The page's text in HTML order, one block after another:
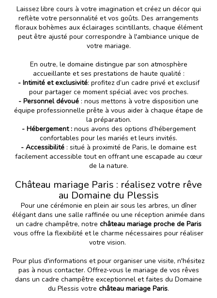
Laissez libre cours à votre imagination et créez un décor qui
reflète votre personnalité et vos goûts. Des arrangements
floraux bohèmes aux éclairages scintillants, chaque élément
peut être ajusté pour correspondre à l'ambiance unique de
votre mariage.
En outre, le domaine distingue par son atmosphère
accueillante et ses prestations de haute qualité :
- Intimité et exclusivité: profitez d’un cadre privé et exclusif
pour partager ce moment spécial avec vos proches.
- Personnel dévoué : nous mettons à votre disposition une
équipe professionnelle prête à vous aider à chaque étape de
la préparation.
- Hébergement :nous avons des options d’hébergement
confortables pour les mariés et leurs invités.
- Accessibilité : situé à proximité de Paris, le domaine est
facilement accessible tout en offrant une escapade au cœur
de la nature.
Château mariage Paris : réalisez votre rêve
au Domaine du Plessis
Pour une cérémonie en plein air sous les arbres, un dîner
élégant dans une salle raffinée ou une réception animée dans
un cadre champêtre, notre château mariage proche de Paris
vous offre la flexibilité et le charme nécessaires pour réaliser
votre vision.
Pour plus d'informations et pour organiser une visite, n'hésitez
pas à nous contacter. Offrez-vous le mariage de vos rêves
dans un cadre champêtre exceptionnel et faites du Domaine
du Plessis votre château mariage Paris.